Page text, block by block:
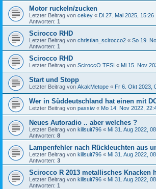
Motor ruckeln/zucken
Letzter Beitrag von cekey « Di 27. Mai 2025, 15:26
Antworten: 1
Scirocco RHD
Letzter Beitrag von christian_scirocco2 « So 19.
Antworten: 1
Scirocco RHD
Letzter Beitrag von SciroccO TFSI « Mi 15. Nov
Start und Stopp
Letzter Beitrag von AkakMetope « Fr 6. Okt 2023,
Wer in Süddeutschland hat einen mit
Letzter Beitrag von passiw « Mo 14. Nov 2022,
Neues Autoradio .. aber welches ?
Letzter Beitrag von killsuit796 « Mi 31. Aug 2022,
Antworten: 8
Lampenfehler nach Rückleuchten aus
Letzter Beitrag von killsuit796 « Mi 31. Aug 2022,
Antworten: 3
Scirocco R 2013 metallisches Knacken
Letzter Beitrag von killsuit796 « Mi 31. Aug 2022,
Antworten: 1